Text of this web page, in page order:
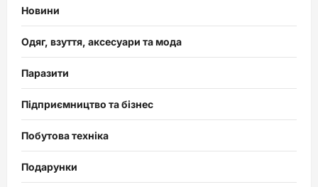
Новини
Одяг, взуття, аксесуари та мода
Паразити
Підприємництво та бізнес
Побутова техніка
Подарунки